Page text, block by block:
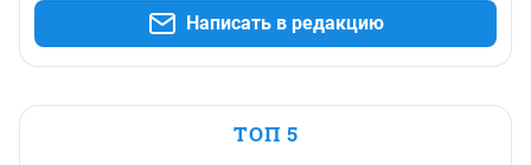
Написать в редакцию
ТОП 5